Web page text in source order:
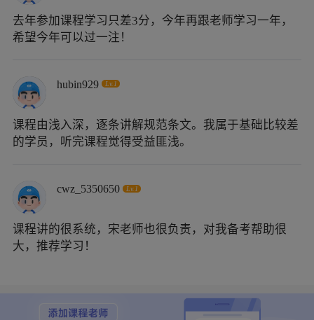
去年参加课程学习只差3分，今年再跟老师学习一年，
希望今年可以过一注！
hubin929 Lv.1
课程由浅入深，逐条讲解规范条文。我属于基础比较差
的学员，听完课程觉得受益匪浅。
cwz_5350650 Lv.1
课程讲的很系统，宋老师也很负责，对我备考帮助很
大，推荐学习！